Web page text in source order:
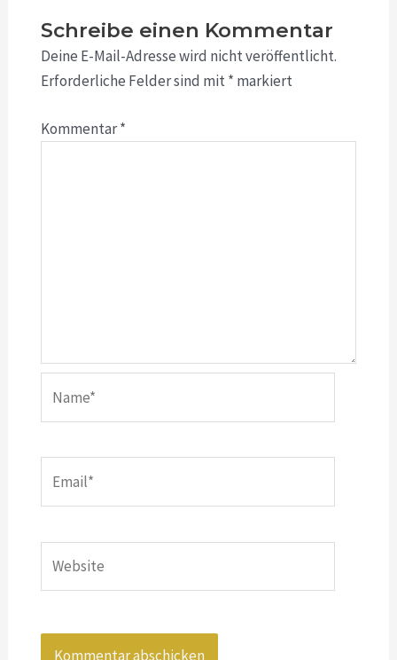
Schreibe einen Kommentar
Deine E-Mail-Adresse wird nicht veröffentlicht.
Erforderliche Felder sind mit* markiert
Kommentar*